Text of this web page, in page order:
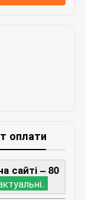
оплати
сайті – 80